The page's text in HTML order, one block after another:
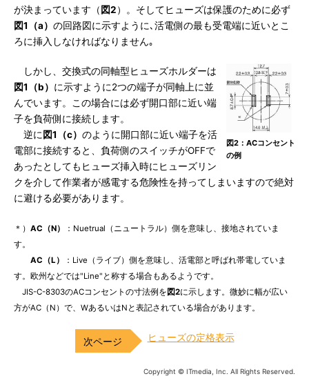
が決まっています（図2）。そしてヒューズは保護のために必ず
図1（a） の回路図に示すように､活電側の最も受電端に近いとこ
ろに挿入しなければなりません｡
図2：ACコンセント
の例
しかし、交換式の同軸型ヒューズホルダーは
図1（b） に示すように2つの端子が同軸上に並
んでいます。この場合には必ず開口部に近い端
子を負荷側に接続します。
逆に図1（c） のように開口部に近い端子を活
電部に接続すると、負荷側のスイッチがOFFで
あったとしてもヒューズ挿入時にヒューズリン
クを介して作業者が感電する危険性を持ってしまいますので絶対
に避ける必要があります。
＊） AC（N）
：Nuetrual（ニュートラル）側を意味し、接地されていま
す。
AC（L）
：Live（ライブ）側を意味し、活電部と呼ばれ帯電していま
す。欧州などでは"Line"と称する場合もあるようです。
JIS-C-8303のACコンセントの寸法例を図2に示します。微妙に幅が広い
方がAC（N）で、WあるいはNと表記されている場合があります。
ヒューズの定格表示
Copyright © ITmedia, Inc. All Rights Reserved.